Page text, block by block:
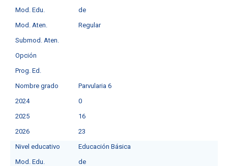
Mod. Edu.
de
Mod. Aten.
Regular
Submod. Aten.
Opción
Prog. Ed.
Nombre grado
Parvularia 6
2024
0
2025
16
2026
23
Nivel educativo
Educación Básica
Mod. Edu.
de